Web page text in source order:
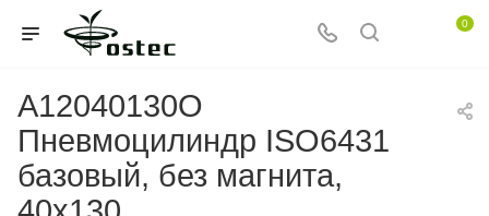
0
A12040130O
Пневмоцилиндр ISO6431
базовый, без магнита,